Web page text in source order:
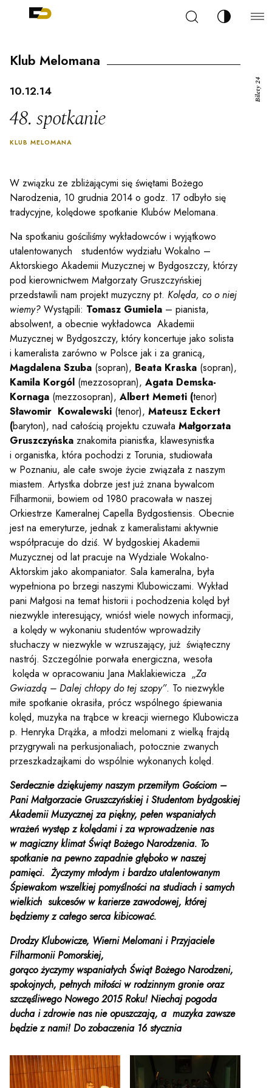
Szukaj Zmień
sal
YOUTUBE INSTAGRAM
Polityka prywatności
Praca
Klub Melomana
10.12.14
48. spotkanie
KLUB MELOMANA
W związku ze zbliżającymi się świętami Bożego
Narodzenia, 10 grudnia 2014 o godz. 17 odbyło się
tradycyjne, kolędowe spotkanie Klubów Melomana.
Na spotkaniu gościliśmy wykładowców i wyjątkowo
utalentowanych studentów wydziału Wokalno –
Aktorskiego Akademii Muzycznej w Bydgoszczy, którzy
pod kierownictwem Małgorzaty Gruszczyńskiej
przedstawili nam projekt muzyczny pt. Kolęda, co o niej
wiemy? Wystąpili: Tomasz Gumiela – pianista,
absolwent, a obecnie wykładowca Akademii
Muzycznej w Bydgoszczy, który koncertuje jako solista
i kameralista zarówno w Polsce jak i za granicą,
Magdalena Szuba (sopran), Beata Kraska (sopran),
Kamila Korgól (mezzosopran), Agata Demska-
Kornaga (mezzosopran), Albert Memeti (tenor)
Sławomir Kowalewski (tenor), Mateusz Eckert
(baryton), nad całością projektu czuwała Małgorzata
Gruszczyńska znakomita pianistka, klawesynistka
i organistka, która pochodzi z Torunia, studiowała
w Poznaniu, ale całe swoje życie związała z naszym
miastem. Artystka dobrze jest już znana bywalcom
Filharmonii, bowiem od 1980 pracowała w naszej
Orkiestrze Kameralnej Capella Bydgostiensis. Obecnie
jest na emeryturze, jednak z kameralistami aktywnie
współpracuje do dziś. W bydgoskiej Akademii
Muzycznej od lat pracuje na Wydziale Wokalno-
Aktorskim jako akompaniator. Sala kameralna, była
wypełniona po brzegi naszymi Klubowiczami. Wykład
pani Małgosi na temat historii i pochodzenia kolęd był
niezwykle interesujący, wniósł wiele nowych informacji,
a kolędy w wykonaniu studentów wprowadziły
słuchaczy w niezwykle w wzruszający, już świąteczny
nastrój. Szczególnie porwała energiczna, wesoła
kolęda w opracowaniu Jana Maklakiewicza „Za
Gwiazdą – Dalej chłopy do tej szopy”. To niezwykle
miłe spotkanie okrasiła, prócz wspólnego śpiewania
kolęd, muzyka na trąbce w kreacji wiernego Klubowicza
p. Henryka Drążka, a młodzi melomani z wielką frajdą
przygrywali na perkusjonaliach, potocznie zwanych
przeszkadzajkami do wspólnie wykonanych kolęd.
Serdecznie dziękujemy naszym przemiłym Gościom –
Pani Małgorzacie Gruszczyńskiej i Studentom bydgoskiej
Akademii Muzycznej za piękny, pełen wspaniałych
wrażeń występ z kolędami i za wprowadzenie nas
w magiczny klimat Świąt Bożego Narodzenia. To
spotkanie na pewno zapadnie głęboko w naszej
pamięci. Życzymy młodym i bardzo utalentowanym
Śpiewakom wszelkiej pomyślności na studiach i samych
wielkich sukcesów w karierze zawodowej, której
będziemy z całego serca kibicować.
Drodzy Klubowicze, Wierni Melomani i Przyjaciele
Filharmonii Pomorskiej,
gorąco życzymy wspaniałych Świąt Bożego Narodzeni,
spokojnych, pełnych miłości w rodzinnym gronie oraz
szczęśliwego Nowego 2015 Roku! Niechaj pogoda
ducha i zdrowie nas nie opuszczają, a muzyka zawsze
będzie z nami! Do zobaczenia 16 stycznia
Bilety 24